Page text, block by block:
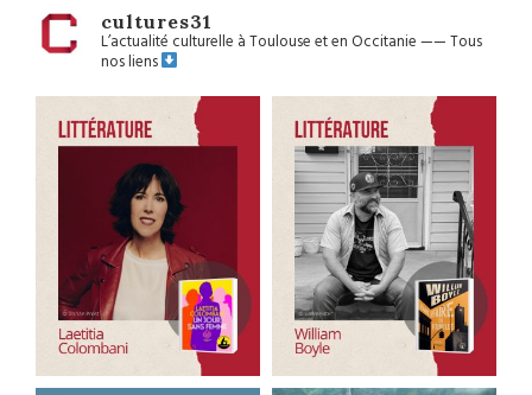
cultures31
L’actualité culturelle à Toulouse et en Occitanie——Tous
nos liens